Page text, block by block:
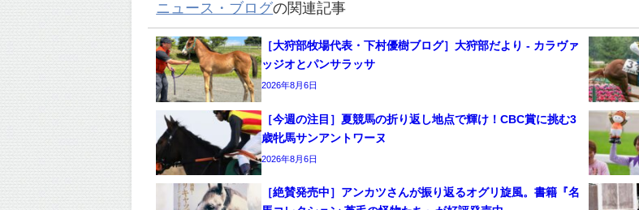
ニュース・ブログの関連記事
［大狩部牧場代表・下村優樹ブログ］大狩部だより - カラヴァ
ッジオとパンサラッサ
2026年8月6日
［今週の注目］夏競馬の折り返し地点で輝け！CBC賞に挑む3
歳牝馬サンアントワーヌ
2026年8月6日
［絶賛発売中］アンカツさんが振り返るオグリ旋風。書籍『名